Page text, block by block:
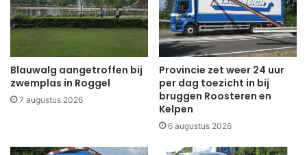
Blauwalg aangetroffen bij
zwemplas in Roggel
7 augustus 2026
Provincie zet weer 24 uur
per dag toezicht in bij
bruggen Roosteren en
Kelpen
6 augustus 2026